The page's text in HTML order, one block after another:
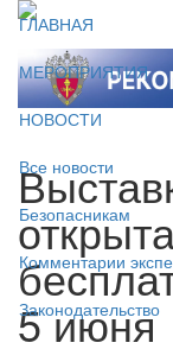
ГЛАВНАЯ
МЕРОПРИЯТИЯ
НОВОСТИ
Все новости
Безопасникам
Комментарии
Законодательство
5 июня